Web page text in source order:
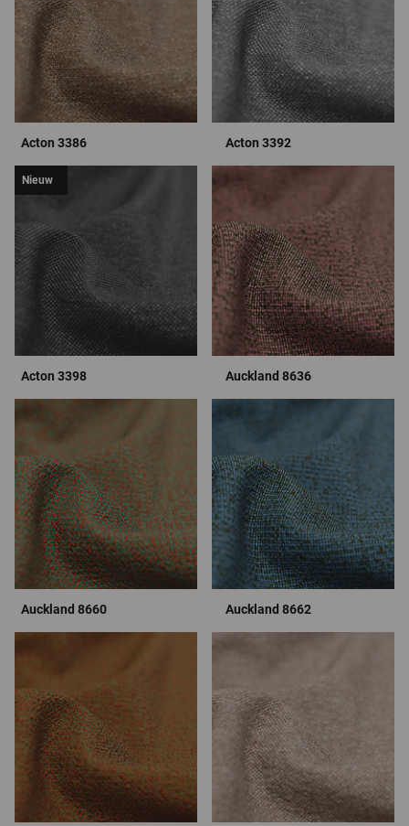
Acton 3386 Acton 3392
Nieuw
Acton 3398 Auckland 8636
Auckland 8660 Auckland 8662